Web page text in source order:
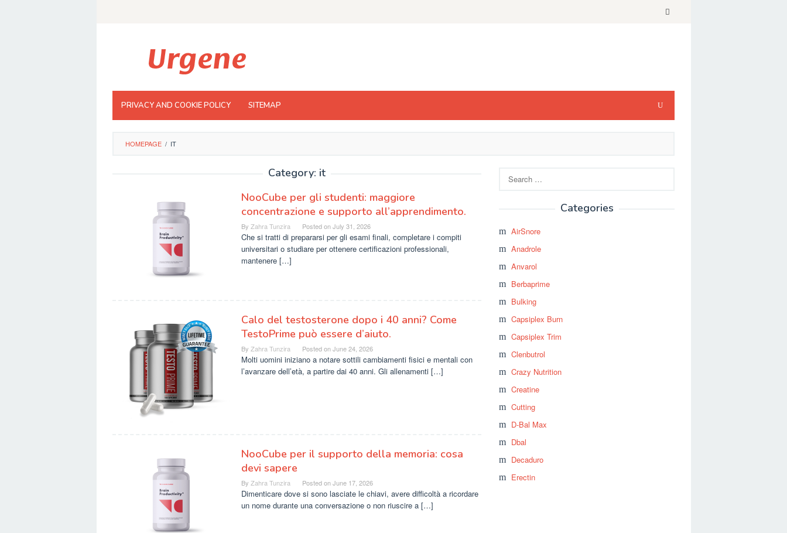
PRIVACY AND COOKIE POLICY SITEMAP
HOMEPAGE / IT
Category: it
NooCube per gli studenti: maggiore
concentrazione e supporto all’apprendimento.
By Zahra Tunzira Posted onJuly 31, 2026
Che si tratti di prepararsi per gli esami finali, completare i compiti
universitari o studiare per ottenere certificazioni professionali,
mantenere […]
Calo del testosterone dopo i 40 anni? Come
TestoPrime può essere d’aiuto.
By Zahra Tunzira Posted onJune 24, 2026
Molti uomini iniziano a notare sottili cambiamenti fisici e mentali con
l’avanzare dell’età, a partire dai 40 anni. Gli allenamenti […]
NooCube per il supporto della memoria: cosa
devi sapere
By Zahra Tunzira Posted onJune 17, 2026
Dimenticare dove si sono lasciate le chiavi, avere difficoltà a ricordare
un nome durante una conversazione o non riuscire a […]
for:
Categories
AirSnore
Anadrole
Anvarol
Berbaprime
Bulking
Capsiplex Burn
Capsiplex Trim
Clenbutrol
Crazy Nutrition
Creatine
Cutting
D-Bal Max
Dbal
Decaduro
Erectin